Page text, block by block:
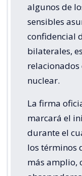
algunos de
sensibles
confidencial
bilaterales,
nuclear.
La firma
marcará el
durante el
los términos
más amplio,